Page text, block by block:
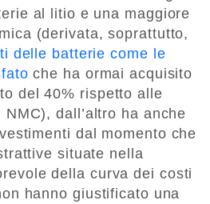
al litio e una maggiore
(derivata, soprattutto,
delle batterie come le
che ha ormai acquisito
del 40% rispetto alle
dall’altro ha anche
dal momento che
situate nella
della curva dei costi
hanno giustificato una